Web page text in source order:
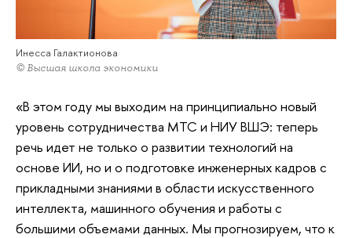
Инесса Галактионова
© Высшая школа экономики
«В этом году мы выходим на принципиально новый
уровень сотрудничества МТС и НИУ ВШЭ: теперь
речь идет не только о развитии технологий на
основе ИИ, но и о подготовке инженерных кадров с
прикладными знаниями в области искусственного
интеллекта, машинного обучения и работы с
большими объемами данных. Мы прогнозируем, что к